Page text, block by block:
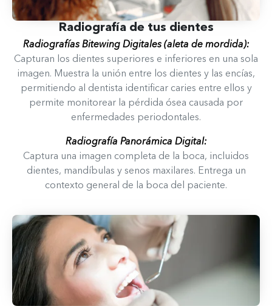
Radiografía de tus dientes​
Radiografías Bitewing Digitales (aleta de mordida):
Capturan los dientes superiores e inferiores en una sola
imagen. Muestra la unión entre los dientes y las encías,
permitiendo al dentista identificar caries entre ellos y
permite monitorear la pérdida ósea causada por
enfermedades periodontales.
Radiografía Panorámica Digital:
Captura una imagen completa de la boca, incluidos
dientes, mandíbulas y senos maxilares. Entrega un
contexto general de la boca del paciente.